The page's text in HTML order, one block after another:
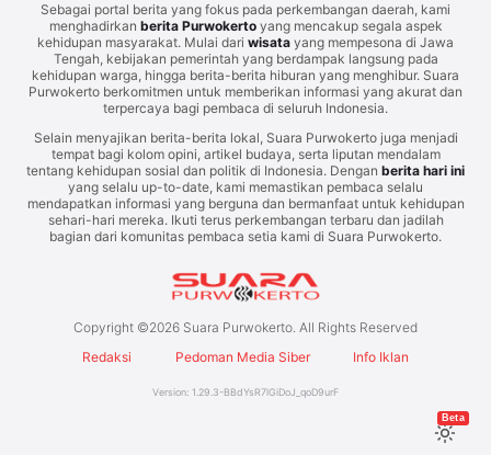
Sebagai portal berita yang fokus pada perkembangan daerah, kami
menghadirkan berita Purwokertoyang mencakup segala aspek
kehidupan masyarakat. Mulai dari wisata yang mempesona di Jawa
Tengah, kebijakan pemerintah yang berdampak langsung pada
kehidupan warga, hingga berita-berita hiburan yang menghibur. Suara
Purwokerto berkomitmen untuk memberikan informasi yang akurat dan
terpercaya bagi pembaca di seluruh Indonesia.
Selain menyajikan berita-berita lokal, Suara Purwokerto juga menjadi
tempat bagi kolom opini, artikel budaya, serta liputan mendalam
tentang kehidupan sosial dan politik di Indonesia. Dengan berita hari ini
yang selalu up-to-date, kami memastikan pembaca selalu
mendapatkan informasi yang berguna dan bermanfaat untuk kehidupan
sehari-hari mereka. Ikuti terus perkembangan terbaru dan jadilah
bagian dari komunitas pembaca setia kami di Suara Purwokerto.
Copyright ©2026 Suara Purwokerto. All Rights Reserved
Redaksi
Pedoman Media Siber Info Iklan
Version: 1.29.3-BBdYsR7lGiDoJ_qoD9urF
Beta